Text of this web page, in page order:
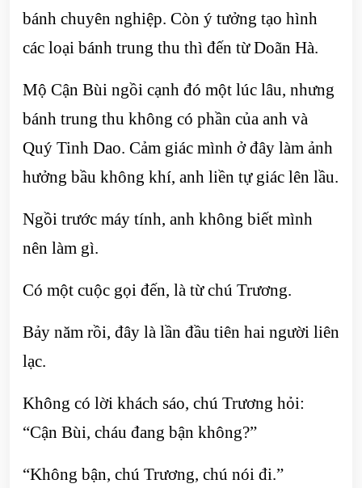
bánh chuyên nghiệp. Còn ý tưởng tạo hình
các loại bánh trung thu thì đến từ Doãn Hà.
Mộ Cận Bùi ngồi cạnh đó một lúc lâu, nhưng
bánh trung thu không có phần của anh và
Quý Tinh Dao. Cảm giác mình ở đây làm ảnh
hưởng bầu không khí, anh liền tự giác lên lầu.
Ngồi trước máy tính, anh không biết mình
nên làm gì.
Có một cuộc gọi đến, là từ chú Trương.
Bảy năm rồi, đây là lần đầu tiên hai người liên
lạc.
Không có lời khách sáo, chú Trương hỏi:
“Cận Bùi, cháu đang bận không?”
“Không bận, chú Trương, chú nói đi.”